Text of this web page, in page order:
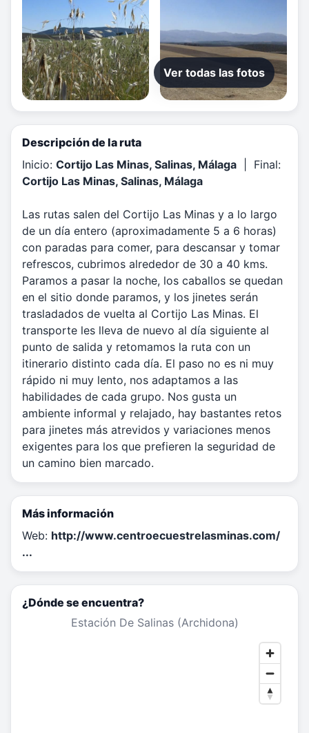
Ver todas las fotos
Descripción de la ruta
Inicio: Cortijo Las Minas, Salinas, Málaga | Final:
Cortijo Las Minas, Salinas, Málaga
Las rutas salen del Cortijo Las Minas y a lo largo
de un día entero (aproximadamente 5 a 6 horas)
con paradas para comer, para descansar y tomar
refrescos, cubrimos alrededor de 30 a 40 kms.
Paramos a pasar la noche, los caballos se quedan
en el sitio donde paramos, y los jinetes serán
trasladados de vuelta al Cortijo Las Minas. El
transporte les lleva de nuevo al día siguiente al
punto de salida y retomamos la ruta con un
itinerario distinto cada día. El paso no es ni muy
rápido ni muy lento, nos adaptamos a las
habilidades de cada grupo. Nos gusta un
ambiente informal y relajado, hay bastantes retos
para jinetes más atrevidos y variaciones menos
exigentes para los que prefieren la seguridad de
un camino bien marcado.
Más información
Web: http://www.centroecuestrelasminas.com/
...
¿Dónde se encuentra?
Estación De Salinas (Archidona)